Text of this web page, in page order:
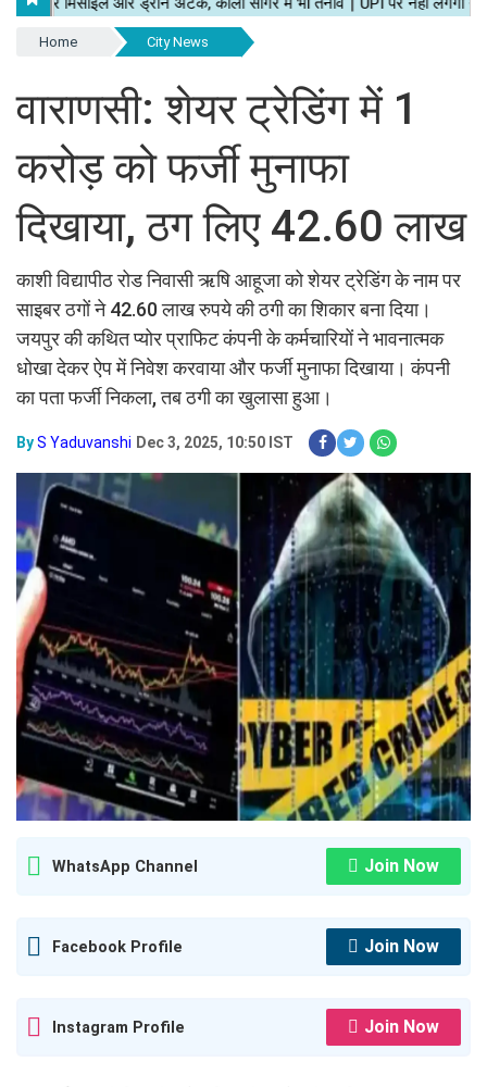
Home City News
वाराणसी: शेयर ट्रेडिंग में 1
करोड़ को फर्जी मुनाफा
दिखाया, ठग लिए 42.60 लाख
काशी विद्यापीठ रोड निवासी ऋषि आहूजा को शेयर ट्रेडिंग के नाम पर
साइबर ठगों ने 42.60 लाख रुपये की ठगी का शिकार बना दिया।
जयपुर की कथित प्योर प्राफिट कंपनी के कर्मचारियों ने भावनात्मक
धोखा देकर ऐप में निवेश करवाया और फर्जी मुनाफा दिखाया। कंपनी
का पता फर्जी निकला, तब ठगी का खुलासा हुआ।
ByS Yaduvanshi Dec 3, 2025, 10:50 IST
WhatsApp Channel Join Now
Facebook Profile Join Now
Instagram Profile Join Now